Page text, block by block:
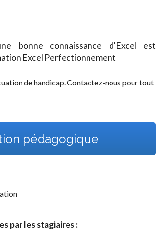
bonne connaissance d'Excel est
Excel Perfectionnement
de handicap. Contactez-nous pour tout
pédagogique
par les stagiaires :